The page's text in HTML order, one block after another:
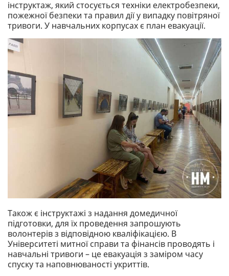
інструктаж, який стосується техніки електробезпеки,
пожежної безпеки та правил дії у випадку повітряної
тривоги. У навчальних корпусах є план евакуації.
Також є інструктажі з надання домедичної
підготовки, для їх проведення запрошують
волонтерів з відповідною кваліфікацією. В
Університеті митної справи та фінансів проводять і
навчальні тривоги – це евакуація з заміром часу
спуску та наповнюваності укриттів.